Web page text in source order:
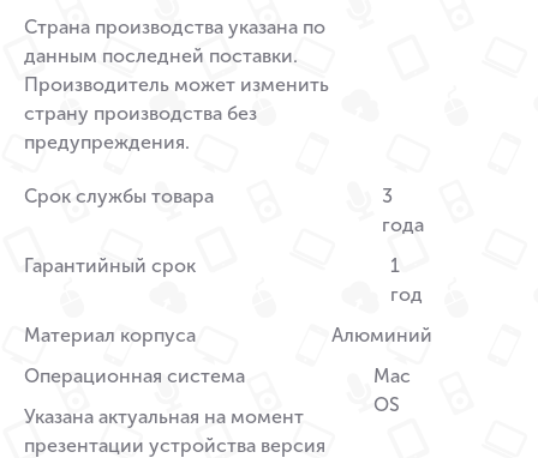
Страна производства указана по
данным последней поставки.
Производитель может изменить
страну производства без
предупреждения.
Срок службы товара
3
года
Гарантийный срок
1
год
Материал корпуса
Алюминий
Операционная система
Указана актуальная на момент
презентации устройства версия
Mac
OS